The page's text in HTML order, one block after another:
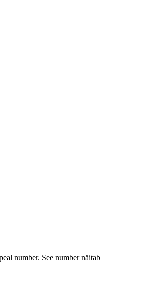
number. See number näitab